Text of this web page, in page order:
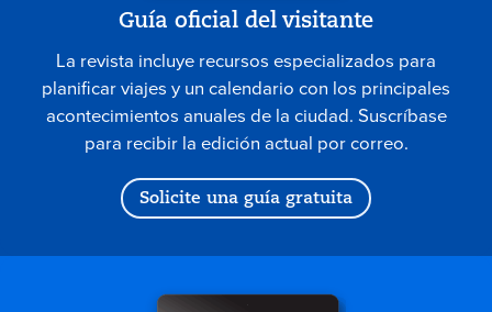
Guía oficial del visitante
La revista incluye recursos especializados para
planificar viajes y un calendario con los principales
acontecimientos anuales de la ciudad. Suscríbase
para recibir la edición actual por correo.
Solicite una guía gratuita